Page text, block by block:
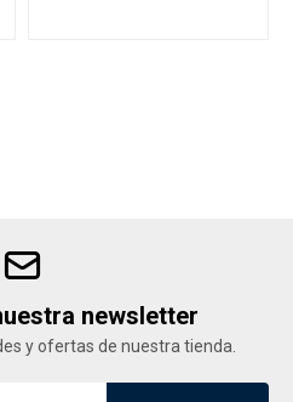
newsletter
y ofertas de nuestra tienda.